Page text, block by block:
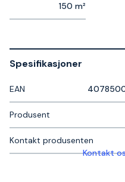
150 m²
Spesifikasjoner
EAN
Produsent
Kontakt produsenten
Kontakt